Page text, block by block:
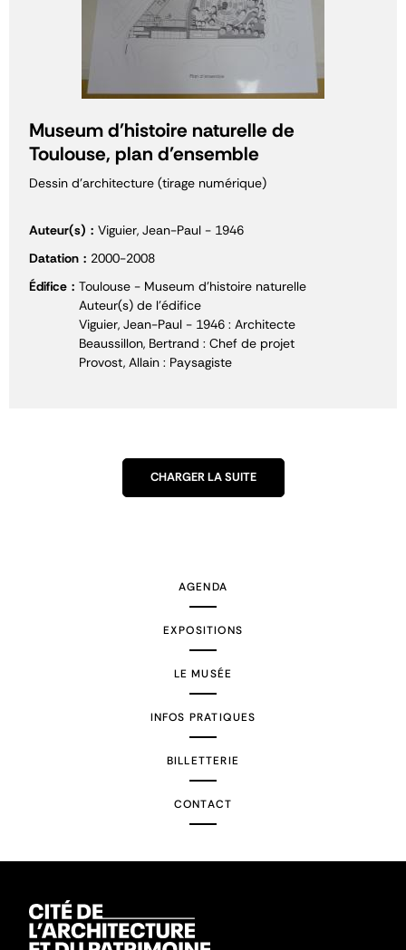
Museum d'histoire naturelle de
Toulouse, plan d'ensemble
Dessin d'architecture (tirage numérique)
Auteur(s)
Viguier, Jean-Paul - 1946
Datation
2000-2008
Édifice
Toulouse - Museum d'histoire naturelle
Auteur(s) de l'édifice
Viguier, Jean-Paul - 1946 : Architecte
Beaussillon, Bertrand : Chef de projet
Provost, Allain : Paysagiste
CHARGER LA SUITE
AGENDA
EXPOSITIONS
LE MUSÉE
INFOS PRATIQUES
BILLETTERIE
CONTACT